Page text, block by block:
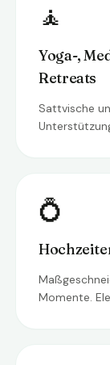
🧘
Yoga-,
Retreats
Sattvische
💍
Momente.